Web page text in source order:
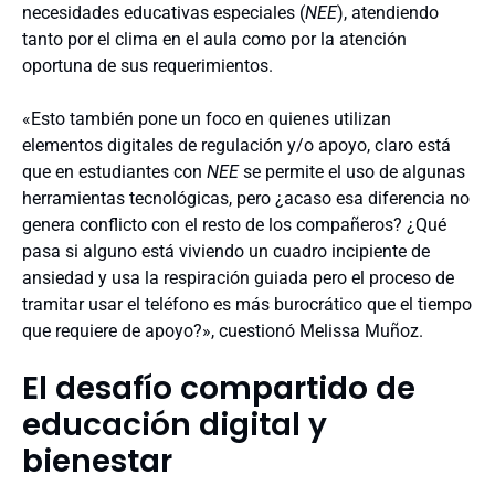
necesidades educativas especiales (NEE), atendiendo
tanto por el clima en el aula como por la atención
oportuna de sus requerimientos.
«Esto también pone un foco en quienes utilizan
elementos digitales de regulación y/o apoyo, claro está
que en estudiantes con NEEse permite el uso de algunas
herramientas tecnológicas, pero ¿acaso esa diferencia no
genera conflicto con el resto de los compañeros? ¿Qué
pasa si alguno está viviendo un cuadro incipiente de
ansiedad y usa la respiración guiada pero el proceso de
tramitar usar el teléfono es más burocrático que el tiempo
que requiere de apoyo?», cuestionó Melissa Muñoz.
El desafío compartido de
educación digital y
bienestar